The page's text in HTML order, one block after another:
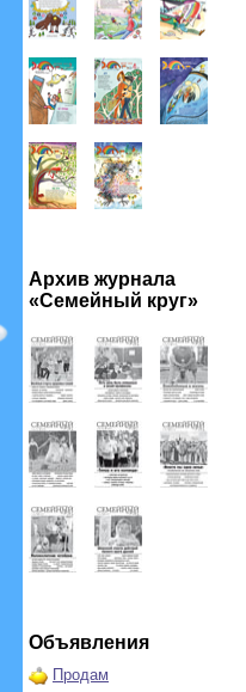
Архив журнала
«Семейный круг»
Объявления
Продам